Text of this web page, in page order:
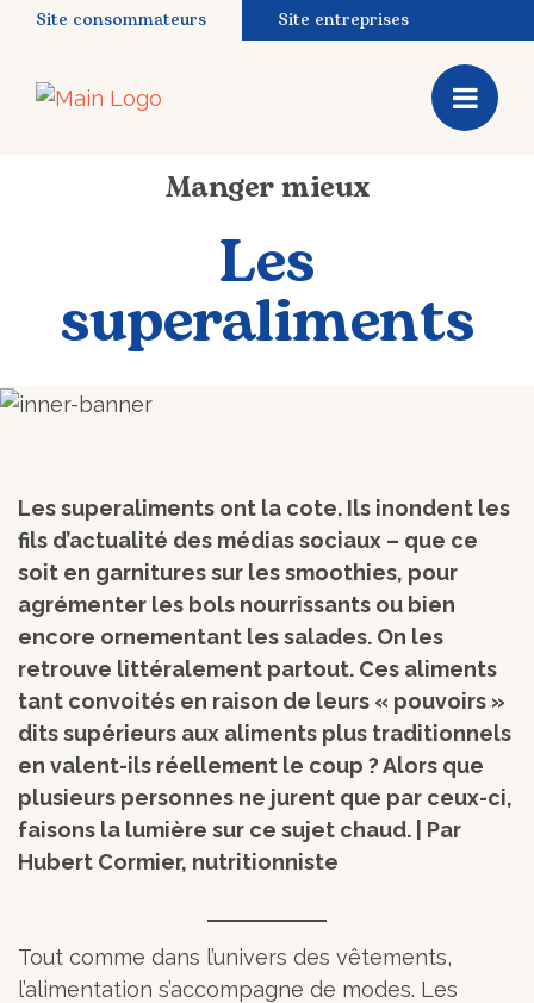
Site consommateurs Site entreprises
Manger mieux
Les
superaliments
Les superaliments ont la cote. Ils inondent les
fils d’actualité des médias sociaux – que ce
soit en garnitures sur les smoothies, pour
agrémenter les bols nourrissants ou bien
encore ornementant les salades. On les
retrouve littéralement partout. Ces aliments
tant convoités en raison de leurs « pouvoirs »
dits supérieurs aux aliments plus traditionnels
en valent-ils réellement le coup ? Alors que
plusieurs personnes ne jurent que par ceux-ci,
faisons la lumière sur ce sujet chaud. | Par
Hubert Cormier, nutritionniste
Tout comme dans l’univers des vêtements,
l’alimentation s’accompagne de modes. Les